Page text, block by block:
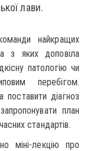
лави.
найкращих
з яких доповіла
патологію чи
перебігом.
діагноз
план
стандартів.
міні-лекцію про